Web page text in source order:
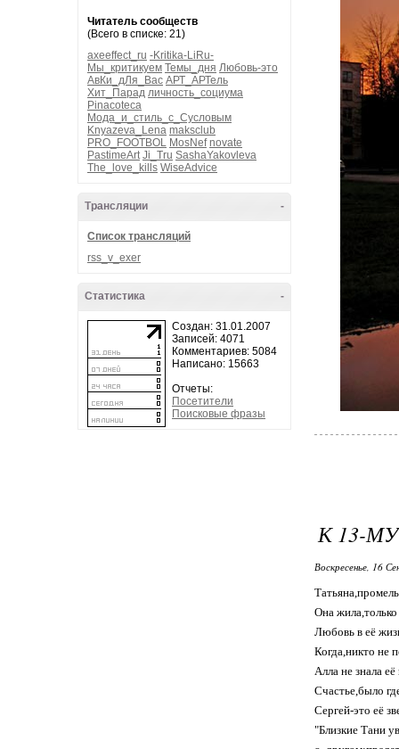
Читатель сообществ
(Всего в списке: 21)
axeeffect_ru -Kritika-LiRu-
Мы_критикуем Темы_дня Любовь-это
АвКи_дЛя_Вас АРТ_АРТель
Хит_Парад личность_социума
Pinacoteca
Мода_и_стиль_с_Сусловым
Knyazeva_Lena maksclub
PRO_FOOTBOL MosNef novate
PastimeArt Ji_Tru SashaYakovleva
The_love_kills WiseAdvice
-
Трансляции
Список трансляций
rss_v_exer
-
Статистика
Создан: 31.01.2007
Записей: 4071
Комментариев: 5084
Написано: 15663
Отчеты:
Посетители
Поисковые фразы
К 13-
Воскресенье, 16
Она
Любовь в её
Когда,никто не
Алла не знала
Счастье,было
Сергей-это её
"Близкие Тани